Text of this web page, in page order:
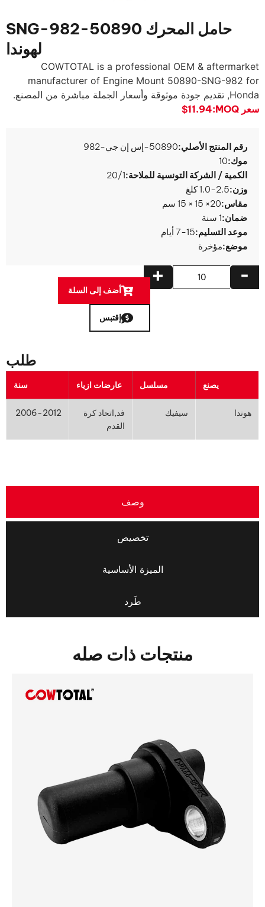
حامل المحرك 50890-SNG-982
لهوندا
COWTOTAL is a professional OEM & aftermarket
manufacturer of Engine Mount 50890-SNG-982 for
Honda, تقديم جودة موثوقة وأسعار الجملة مباشرة من المصنع.
سعر MOQ:
$11.94
رقم المنتج الأصلي:50890-إس إن جي-982
موك:10
الكمية / الشركة التونسية للملاحة:20/1
وزن:1.0-2.5 كلغ
مقاس:20× 15 × 15 سم
ضمان:1 سنة
موعد التسليم:7-15 أيام
موضع:مؤخرة
+ -
أضف إلى السلة
إقتبس
طلب
يصنع مسلسل عارضات ازياء سنة
هوندا سيفيك
فد,اتحاد كرة
القدم
2006-2012
وصف
تخصيص
الميزة الأساسية
طَرد
منتجات ذات صله